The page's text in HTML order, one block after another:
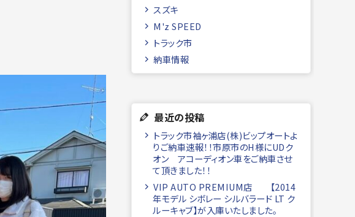
スズキ
M'z SPEED
トラック市
納車情報
最近の投稿
トラック市袖ヶ浦店(株)ビップオートよ
りご納車速報！！市原市のH様にUDク
オン アコーディオン車をご納車させ
て頂きました！！
VIP AUTO PREMIUM店 【2014
年モデル シボレー シルバラード LT ク
ルーキャブ】が入庫いたしました。